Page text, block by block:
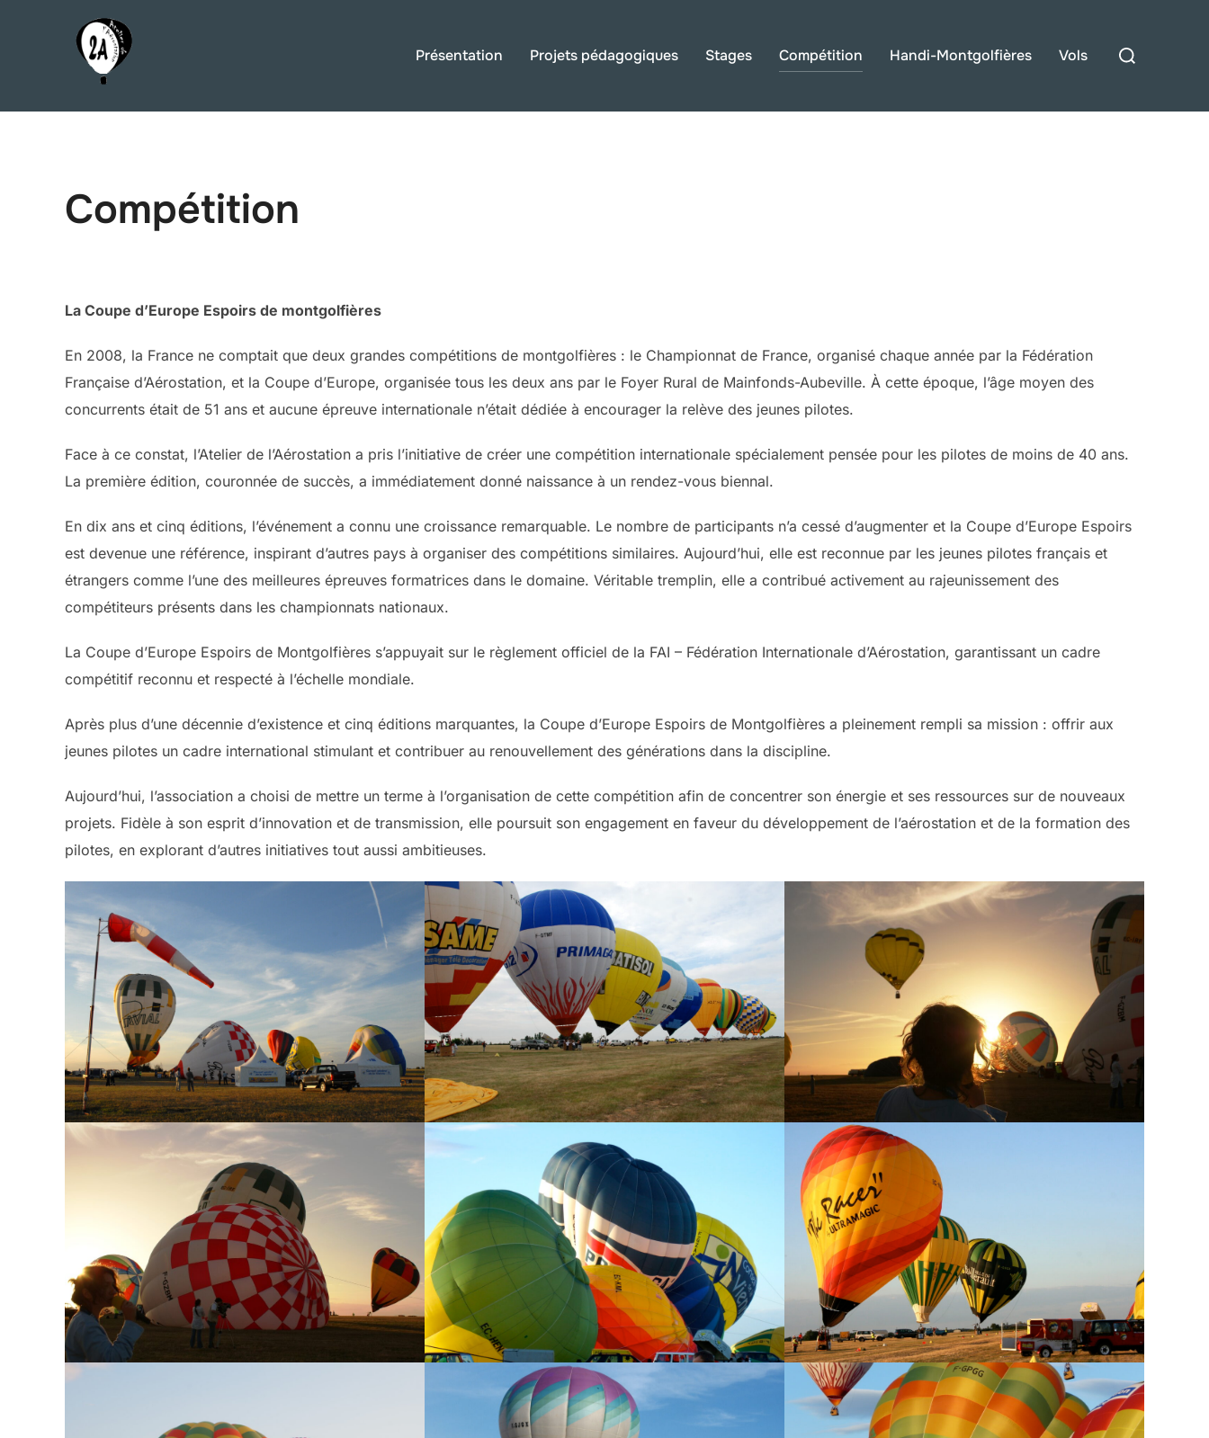
Présentation Projets pédagogiques Stages Compétition Handi-Montgolfières Vols
Rechercher :
Compétition
La Coupe d’Europe Espoirs de montgolfières
En 2008, la France ne comptait que deux grandes compétitions de montgolfières : le Championnat de France, organisé chaque année par la Fédération
Française d’Aérostation, et la Coupe d’Europe, organisée tous les deux ans par le Foyer Rural de Mainfonds-Aubeville. À cette époque, l’âge moyen des
concurrents était de 51 ans et aucune épreuve internationale n’était dédiée à encourager la relève des jeunes pilotes.
Face à ce constat, l’Atelier de l’Aérostation a pris l’initiative de créer une compétition internationale spécialement pensée pour les pilotes de moins de 40 ans.
La première édition, couronnée de succès, a immédiatement donné naissance à un rendez-vous biennal.
En dix ans et cinq éditions, l’événement a connu une croissance remarquable. Le nombre de participants n’a cessé d’augmenter et la Coupe d’Europe Espoirs
est devenue une référence, inspirant d’autres pays à organiser des compétitions similaires. Aujourd’hui, elle est reconnue par les jeunes pilotes français et
étrangers comme l’une des meilleures épreuves formatrices dans le domaine. Véritable tremplin, elle a contribué activement au rajeunissement des
compétiteurs présents dans les championnats nationaux.
La Coupe d’Europe Espoirs de Montgolfières s’appuyait sur le règlement officiel de la FAI – Fédération Internationale d’Aérostation, garantissant un cadre
compétitif reconnu et respecté à l’échelle mondiale.
Après plus d’une décennie d’existence et cinq éditions marquantes, la Coupe d’Europe Espoirs de Montgolfières a pleinement rempli sa mission : offrir aux
jeunes pilotes un cadre international stimulant et contribuer au renouvellement des générations dans la discipline.
Aujourd’hui, l’association a choisi de mettre un terme à l’organisation de cette compétition afin de concentrer son énergie et ses ressources sur de nouveaux
projets. Fidèle à son esprit d’innovation et de transmission, elle poursuit son engagement en faveur du développement de l’aérostation et de la formation des
pilotes, en explorant d’autres initiatives tout aussi ambitieuses.